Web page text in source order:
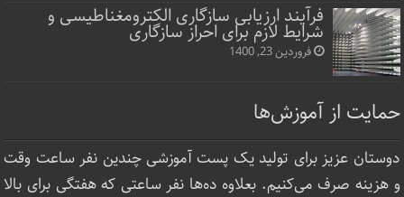
فرآیند ارزیابی سازگاری الکترومغناطیسی و
شرایط لازم برای احراز سازگاری
فروردین 23, 1400
حمایت از آموزش‌ها
دوستان عزیز برای تولید یک پست آموزشی چندین نفر ساعت‌ وقت
و هزینه صرف می‌کنیم. بعلاوه ده‌ها نفر ساعتی که هفتگی برای بالا